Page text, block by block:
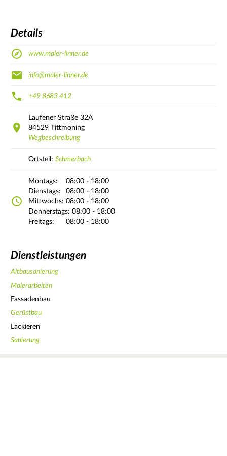
Details
www.maler-linner.de
info@maler-linner.de
+49 8683 412
Laufener Straße 32A
84529 Tittmoning
Wegbeschreibung
Ortsteil: Schmerbach
Montags:
08:00 - 18:00
Dienstags:
08:00 - 18:00
Mittwochs: 08:00 - 18:00
Donnerstags: 08:00 - 18:00
Freitags:
08:00 - 18:00
Dienstleistungen
Altbausanierung
Malerarbeiten
Fassadenbau
Gerüstbau
Lackieren
Sanierung